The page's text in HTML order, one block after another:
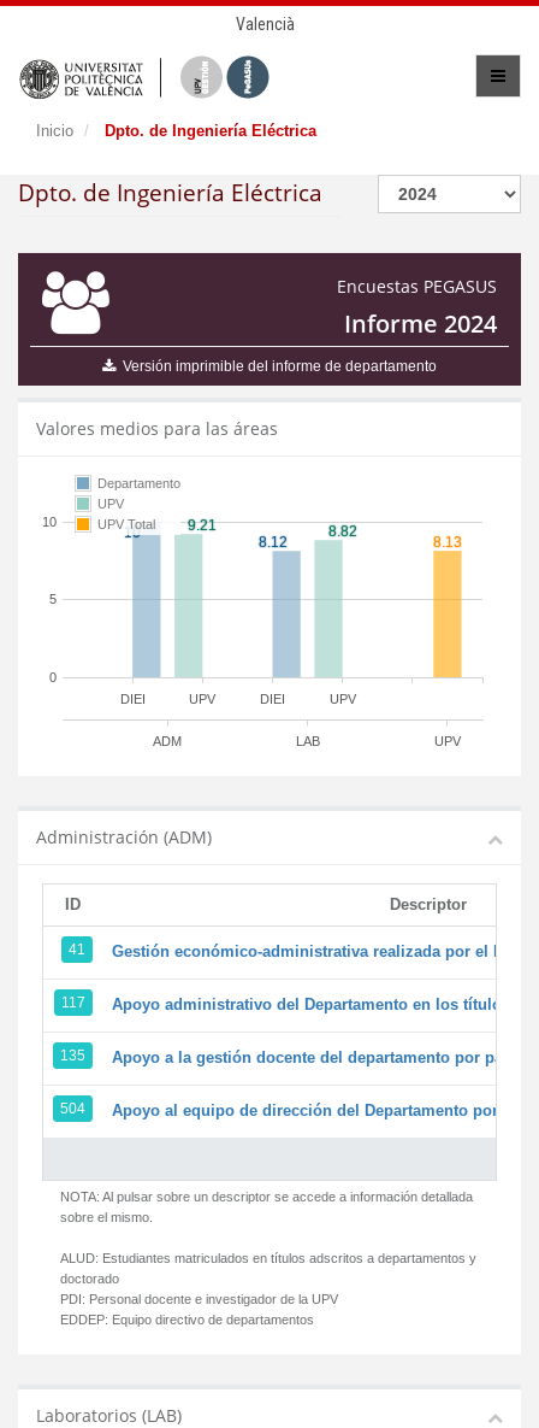
Valencià
Inicio Dpto. de Ingeniería Eléctrica
Dpto. de Ingeniería Eléctrica
Encuestas PEGASUS
Informe 2024
Versión imprimible del informe de departamento
Valores medios para las áreas
DIEI DIEI
UPV UPV
ADM LAB UPV
0
5
10
Departamento
UPV
UPV Total
Administración (ADM)
ID Descriptor
41 Gestión económico-administrativa realizada por el
117 Apoyo administrativo del Departamento en los títulos de
135 Apoyo a la gestión docente del departamento por parte
504 Apoyo al equipo de dirección del Departamento por
NOTA: Al pulsar sobre un descriptor se accede a información detallada
sobre el mismo.
ALUD: Estudiantes matriculados en títulos adscritos a departamentos y
doctorado
PDI: Personal docente e investigador de la UPV
EDDEP: Equipo directivo de departamentos
Laboratorios (LAB)